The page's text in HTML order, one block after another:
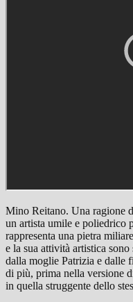
Mino Reitano. Una ragione
un artista umile e poliedrico
rappresenta una pietra
e la sua attività artistica sono
dalla moglie Patrizia e dalle
di più, prima nella versione
in quella struggente dello